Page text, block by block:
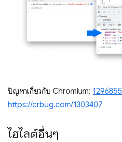
ปัญหาเกี่ยวกับ Chromium: 1296855
https://crbug.com/1303407
ไฮไลต์อื่นๆ